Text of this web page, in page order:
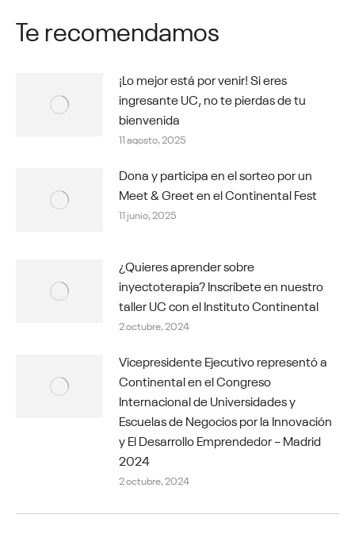
Te recomendamos
¡Lo mejor está por venir! Si eres
ingresante UC, no te pierdas de tu
bienvenida
11 agosto, 2025
Dona y participa en el sorteo por un
Meet & Greet en el Continental Fest
11 junio, 2025
¿Quieres aprender sobre
inyectoterapia? Inscríbete en nuestro
taller UC con el Instituto Continental
2 octubre, 2024
Vicepresidente Ejecutivo representó a
Continental en el Congreso
Internacional de Universidades y
Escuelas de Negocios por la Innovación
y El Desarrollo Emprendedor – Madrid
2024
2 octubre, 2024